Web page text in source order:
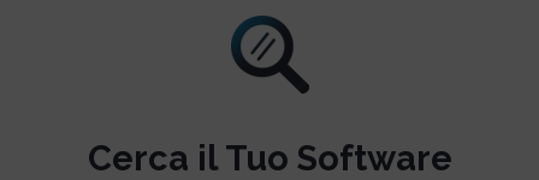
Cerca il Tuo Software